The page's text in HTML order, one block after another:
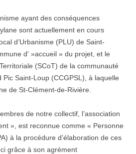
ayant des conséquences
sont actuellement en cours
d’Urbanisme (PLU) de Saint-
d' »accueil » du projet, et le
(SCoT) de la communauté
Saint-Loup (CCGPSL), à laquelle
de St-Clément-de-Rivière.
de notre collectif, l’association
», est reconnue comme « Personne
à la procédure d’élaboration de ces
grâce à son agrément